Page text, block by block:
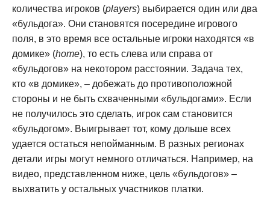
количества игроков (players) выбирается один или два
«бульдога». Они становятся посередине игрового
поля, в это время все остальные игроки находятся «в
домике» (home), то есть слева или справа от
«бульдогов» на некотором расстоянии. Задача тех,
кто «в домике», – добежать до противоположной
стороны и не быть схваченными «бульдогами». Если
не получилось это сделать, игрок сам становится
«бульдогом». Выигрывает тот, кому дольше всех
удается остаться непойманным. В разных регионах
детали игры могут немного отличаться. Например, на
видео, представленном ниже, цель «бульдогов» –
выхватить у остальных участников платки.